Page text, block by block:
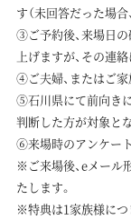
す（未回答だった場
③ご予約後、来場日
上げますが、その連
④ご夫婦、またはご家
⑤石川県にて前向き
判断した方が対象と
⑥来場時のアンケー
※ご来場後、eメール
たします。
※特典は1家族様につ